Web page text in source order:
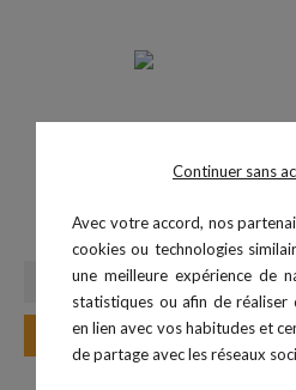
Continuer sans
Avec votre accord, nos
cookies ou technologies
une meilleure expérience de
statistiques ou afin de réaliser
en lien avec vos habitudes et
de partage avec les réseaux
Prix
2 340,00 €
Ajouter au panier